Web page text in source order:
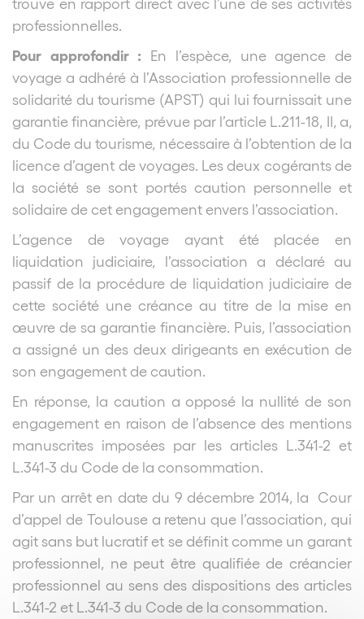
professionnelles.
Pour approfondir : En l’espèce, une agence de
voyage a adhéré à l’Association professionnelle de
solidarité du tourisme (APST) qui lui fournissait une
garantie financière, prévue par l’article L.211-18, II, a,
du Code du tourisme, nécessaire à l’obtention de la
licence d’agent de voyages. Les deux cogérants de
la société se sont portés caution personnelle et
solidaire de cet engagement envers l’association.
L’agence de voyage ayant été placée en
liquidation judiciaire, l’association a déclaré au
passif de la procédure de liquidation judiciaire de
cette société une créance au titre de la mise en
œuvre de sa garantie financière. Puis, l’association
a assigné un des deux dirigeants en exécution de
son engagement de caution.
En réponse, la caution a opposé la nullité de son
engagement en raison de l’absence des mentions
manuscrites imposées par les articles L.341-2 et
L.341-3 du Code de la consommation.
Par un arrêt en date du 9 décembre 2014, la Cour
d’appel de Toulouse a retenu que l’association, qui
agit sans but lucratif et se définit comme un garant
professionnel, ne peut être qualifiée de créancier
professionnel au sens des dispositions des articles
L.341-2 et L.341-3 du Code de la consommation.